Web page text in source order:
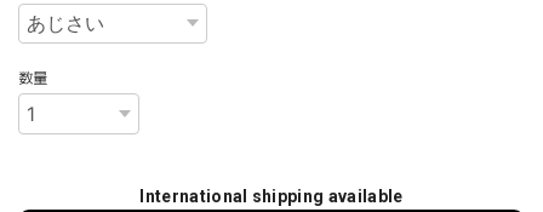
数量
International shipping available